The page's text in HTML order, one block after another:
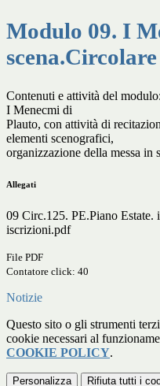
Modulo 09. I
scena.Circolare
Contenuti e attività del
I Menecmi di
Plauto, con attività di
elementi scenografici,
organizzazione della messa in
Allegati
09 Circ.125. PE.Piano Estate.
iscrizioni.pdf
File PDF
Contatore click: 40
Notizie
Questo sito o gli strumenti
cookie necessari al
COOKIE POLICY.
Personalizza Rifiuta tutti i